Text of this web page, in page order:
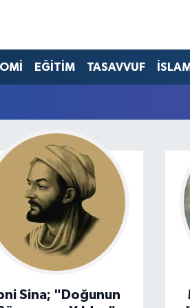
EĞİTİM TASAVVUF
Sina; "Doğunun